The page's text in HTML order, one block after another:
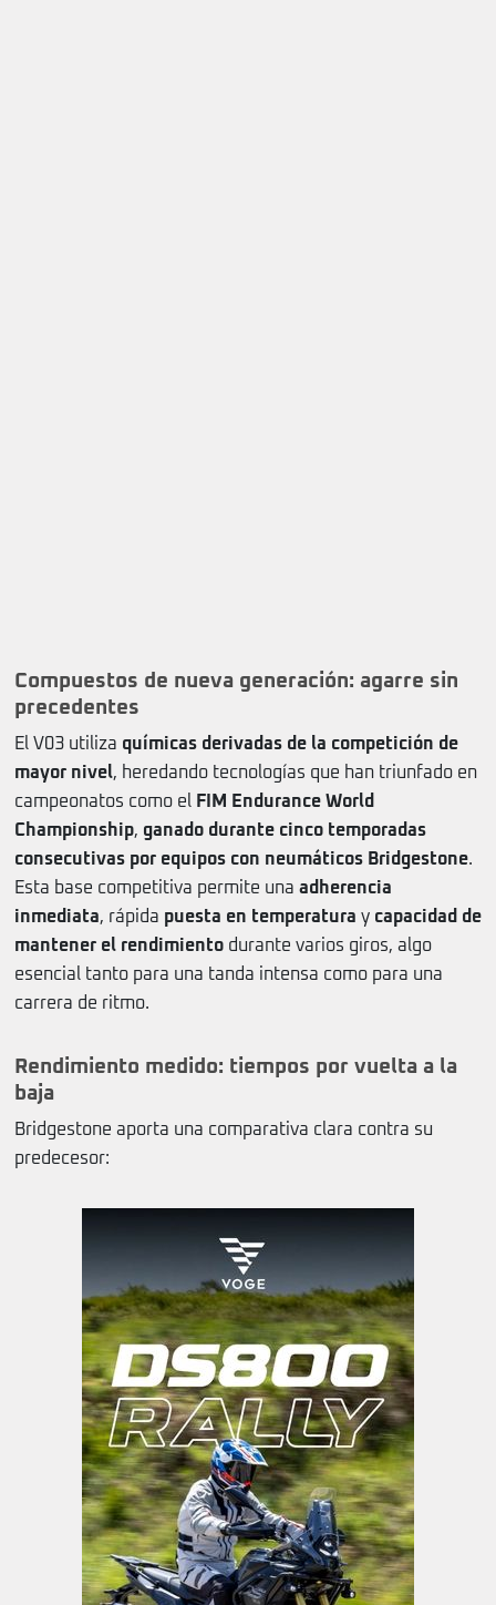
Compuestos de nueva generación: agarre sin
precedentes
El V03 utiliza químicas derivadas de la competición de
mayor nivel, heredando tecnologías que han triunfado en
campeonatos como el FIM Endurance World
Championship, ganado durante cinco temporadas
consecutivas por equipos con neumáticos Bridgestone.
Esta base competitiva permite una adherencia
inmediata, rápida puesta en temperatura y capacidad de
mantener el rendimiento durante varios giros, algo
esencial tanto para una tanda intensa como para una
carrera de ritmo.
Rendimiento medido: tiempos por vuelta a la
baja
Bridgestone aporta una comparativa clara contra su
predecesor: